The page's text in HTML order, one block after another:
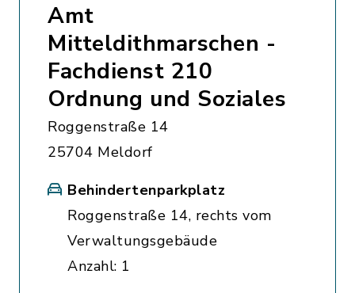
Amt
Mitteldithmarschen -
Fachdienst 210
Ordnung und Soziales
Roggenstraße 14
25704 Meldorf
Behindertenparkplatz
Roggenstraße 14, rechts vom
Verwaltungsgebäude
Anzahl: 1